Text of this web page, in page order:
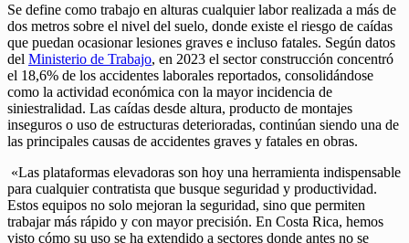
Se define como trabajo en alturas cualquier labor realizada a más de
dos metros sobre el nivel del suelo, donde existe el riesgo de caídas
que puedan ocasionar lesiones graves e incluso fatales. Según datos
del Ministerio de Trabajo, en 2023 el sector construcción concentró
el 18,6% de los accidentes laborales reportados, consolidándose
como la actividad económica con la mayor incidencia de
siniestralidad. Las caídas desde altura, producto de montajes
inseguros o uso de estructuras deterioradas, continúan siendo una de
las principales causas de accidentes graves y fatales en obras.
«Las plataformas elevadoras son hoy una herramienta indispensable
para cualquier contratista que busque seguridad y productividad.
Estos equipos no solo mejoran la seguridad, sino que permiten
trabajar más rápido y con mayor precisión. En Costa Rica, hemos
visto cómo su uso se ha extendido a sectores donde antes no se